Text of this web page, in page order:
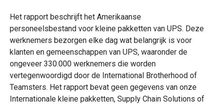
Het rapport beschrijft het Amerikaanse
personeelsbestand voor kleine pakketten van UPS. Deze
werknemers bezorgen elke dag wat belangrijk is voor
klanten en gemeenschappen van UPS, waaronder de
ongeveer 330.000 werknemers die worden
vertegenwoordigd door de International Brotherhood of
Teamsters. Het rapport bevat geen gegevens van onze
Internationale kleine pakketten, Supply Chain Solutions of